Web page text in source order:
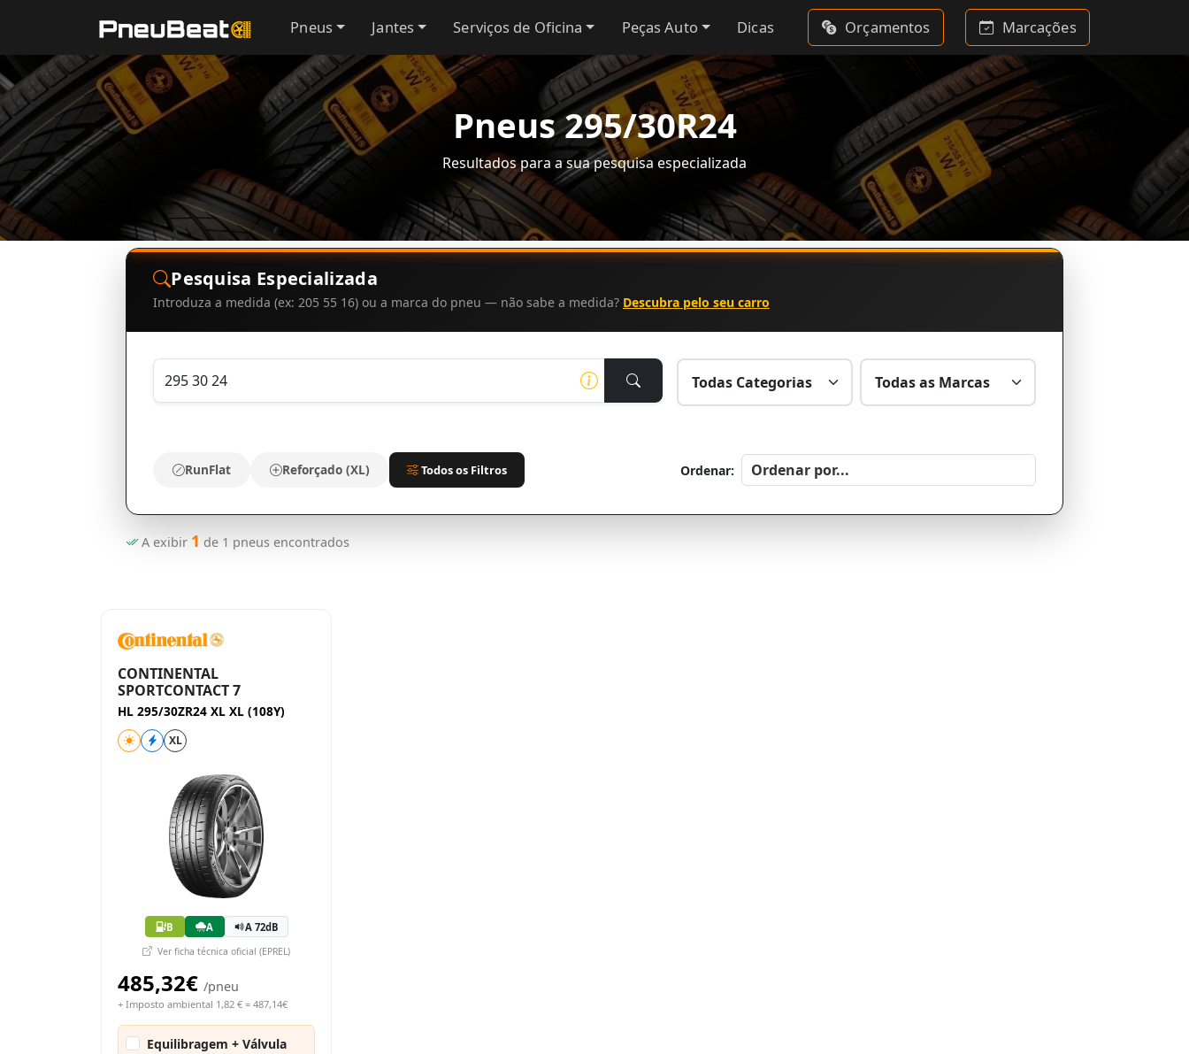
Pneus Jantes Serviços de Oficina Peças Auto Dicas Orçamentos Marcações
Pneus 295/30R24
Resultados para a sua pesquisa especializada
Pesquisa Especializada
Introduza a medida (ex: 205 55 16) ou a marca do pneu — não sabe a medida? Descubra pelo seu carro
RunFlat Reforçado (XL) Todos os Filtros Ordenar:
A exibir 1 de 1 pneus encontrados
CONTINENTAL
SPORTCONTACT 7
HL 295/30ZR24 XL XL (108Y)
XL
B A A 72dB
Ver ficha técnica oficial (EPREL)
485,32€ /pneu
+ Imposto ambiental 1,82 € = 487,14€
Equilibragem + Válvula